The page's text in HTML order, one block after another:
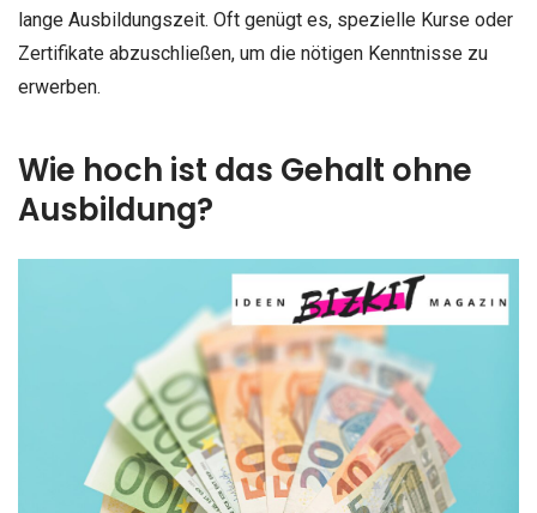
lange Ausbildungszeit. Oft genügt es, spezielle Kurse oder
Zertifikate abzuschließen, um die nötigen Kenntnisse zu
erwerben.
Wie hoch ist das Gehalt ohne
Ausbildung?